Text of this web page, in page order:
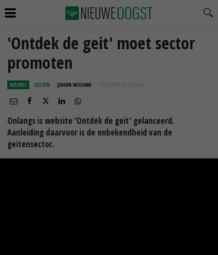
'Ontdek de geit' moet sector
promoten
NIEUWS GEITEN JOHAN WISSINK 10 OKT 2018 OM 11:00
Onlangs is website 'Ontdek de geit' gelanceerd.
Aanleiding daarvoor is de onbekendheid van de
geitensector.